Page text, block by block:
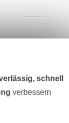
schnell
verbessern